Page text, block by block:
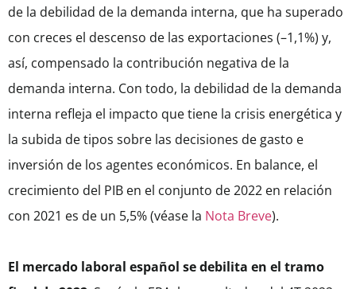
de la debilidad de la demanda interna, que ha superado
con creces el descenso de las exportaciones (–1,1%) y,
así, compensado la contribución negativa de la
demanda interna. Con todo, la debilidad de la demanda
interna refleja el impacto que tiene la crisis energética y
la subida de tipos sobre las decisiones de gasto e
inversión de los agentes económicos. En balance, el
crecimiento del PIB en el conjunto de 2022 en relación
con 2021 es de un 5,5% (véase la Nota Breve).
El mercado laboral español se debilita en el tramo